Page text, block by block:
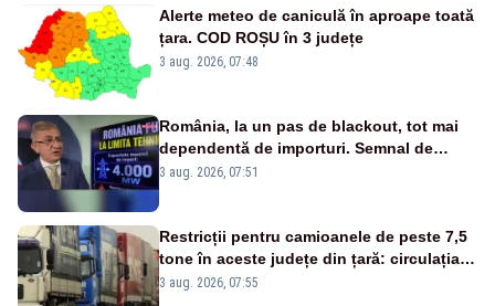
Alerte meteo de caniculă în aproape toată
țara. COD ROȘU în 3 județe
3 aug. 2026, 07:48
România, la un pas de blackout, tot mai
dependentă de importuri. Semnal de
alarmă tras de un expert în energie
3 aug. 2026, 07:51
Restricții pentru camioanele de peste 7,5
tone în aceste județe din țară: circulația
este interzisă luni, între orele 12:00 și
3 aug. 2026, 07:55